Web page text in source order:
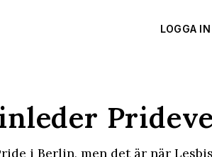
LOGGA IN
i Berlin, men det är när